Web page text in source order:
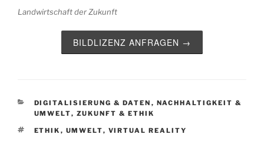
Landwirtschaft der Zukunft
BILDLIZENZ ANFRAGEN →
KATEGORIEN
DIGITALISIERUNG & DATEN , NACHHALTIGKEIT &
UMWELT, ZUKUNFT & ETHIK
SCHLAGWÖRTER
ETHIK , UMWELT, VIRTUAL REALITY